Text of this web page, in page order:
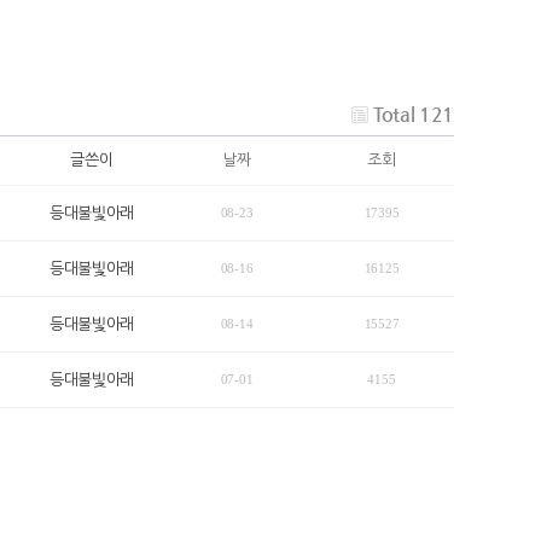
Total 121
글쓴이 날짜 조회
등대불빛아래 08-23 17395
등대불빛아래 08-16 16125
등대불빛아래 08-14 15527
등대불빛아래 07-01 4155